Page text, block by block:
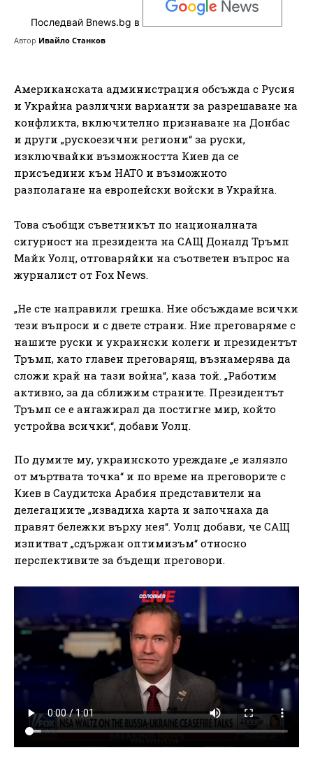
Последвай Bnews.bg в
Автор Ивайло Станков
Американската администрация обсъжда с Русия
и Украйна различни варианти за разрешаване на
конфликта, включително признаване на Донбас
и други „рускоезични региони“ за руски,
изключвайки възможността Киев да се
присъедини към НАТО и възможното
разполагане на европейски войски в Украйна.
Това съобщи съветникът по националната
сигурност на президента на САЩ Доналд Тръмп
Майк Уолц, отговаряйки на съответен въпрос на
журналист от Fox News.
„Не сте направили грешка. Ние обсъждаме всички
тези въпроси и с двете страни. Ние преговаряме с
нашите руски и украински колеги и президентът
Тръмп, като главен преговарящ, възнамерява да
сложи край на тази война“, каза той. „Работим
активно, за да сближим страните. Президентът
Тръмп се е ангажирал да постигне мир, който
устройва всички“, добави Уолц.
По думите му, украинското уреждане „е излязло
от мъртвата точка“ и по време на преговорите с
Киев в Саудитска Арабия представители на
делегациите „извадиха карта и започнаха да
правят бележки върху нея“. Уолц добави, че САЩ
изпитват „сдържан оптимизъм“ относно
перспективите за бъдещи преговори.